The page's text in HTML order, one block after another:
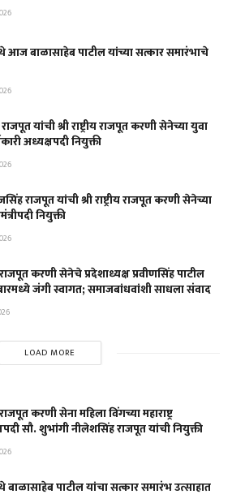
आज बाळासाहेब पाटील यांच्या सत्कार समारंभाचे
यांची श्री राष्ट्रीय राजपूत करणी सेनेच्या युवा
अध्यक्षपदी नियुक्ती
राजपूत यांची श्री राष्ट्रीय राजपूत करणी सेनेच्या
नियुक्ती
राजपूत करणी सेनेचे प्रदेशाध्यक्ष प्रवीणसिंह पाटील
जंगी स्वागत; समाजबांधवांशी साधला संवाद
LOAD MORE
राजपूत करणी सेना महिला विंगच्या महाराष्ट्र
सौ. शुभांगी नीलेशसिंह राजपूत यांची नियुक्ती
बाळासाहेब पाटील यांचा सत्कार समारंभ उत्साहात